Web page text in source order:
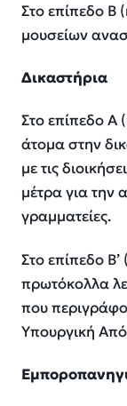
Στο επίπεδο Β
μουσείων
Δικαστήρια
Στο επίπεδο Α
άτομα στην
με τις
μέτρα για την
γραμματείες.
Στο επίπεδο Β’
πρωτόκολλα
που
Υπουργική